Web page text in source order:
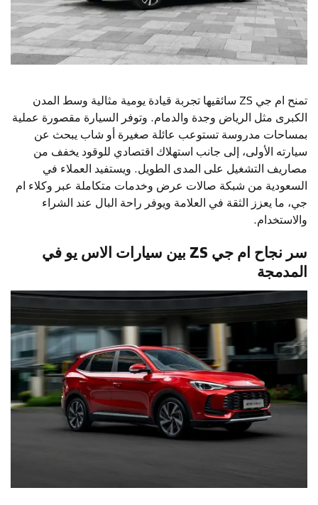
تمنح ام جي ZS سائقيها تجربة قيادة يومية مثالية وسط المدن
الكبرى مثل الرياض وجدة والدمام. وتوفر السيارة مقصورة عملية
بمساحات مدروسة تستوعب عائلة صغيرة أو شاب يبحث عن
سيارته الأولى، إلى جانب استهلاك اقتصادي للوقود يخفف من
مصاريف التشغيل على المدى الطويل. ويستفيد العملاء في
السعودية من شبكة صالات عرض وخدمات متكاملة عبر وكلاء ام
جي، ما يعزز الثقة في العلامة ويوفر راحة البال عند الشراء
والاستخدام.
سر نجاح ام جي ZS بين سيارات الاس يو في
المدمجة